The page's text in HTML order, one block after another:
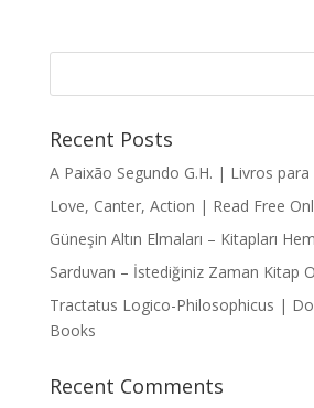
Recent Posts
A Paixão Segundo G.H. | Livros para
Love, Canter, Action | Read Free
Güneşin Altın Elmaları – Kitapları
Sarduvan – İstediğiniz Zaman Kitap
Tractatus Logico-Philosophicus |
Books
Recent Comments